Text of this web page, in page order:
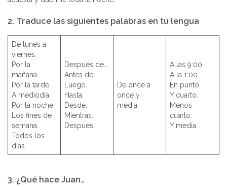
2. Traduce las siguientes palabras en tu lengua
De lunes a
viernes.
Por la
mañana.
Por la tarde.
A mediodía.
Por la noche.
Los fines de
semana.
Todos los
días.
Después de…
Antes de…
Luego.
Hasta.
Desde.
Mientras.
Después.
De once a
once y
media.
A las 9:00.
A la 1:00.
En punto.
Y cuarto.
Menos
cuarto.
Y media.
3. ¿Qué hace Juan…